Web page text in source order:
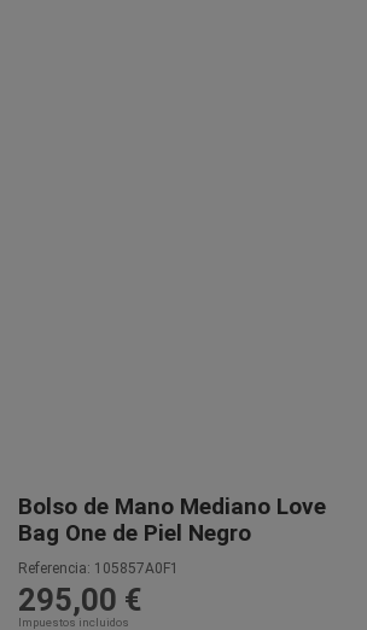
Bolso de Mano Mediano Love
Bag One de Piel Negro
Referencia: 105857A0F1
295,00 €
Impuestos incluidos